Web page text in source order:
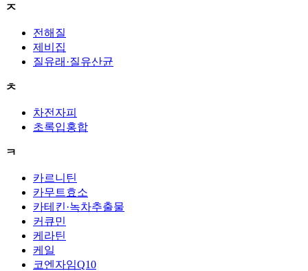
ㅈ
전해질
제비집
질유래·질유산균
ㅊ
차전자피
초록입홍합
ㅋ
카르니틴
카무트효소
카테킨·녹차추출물
커큐민
케라틴
케일
코엔자임Q10